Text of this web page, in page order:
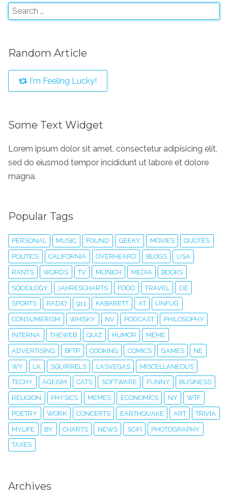
Random Article
I'm Feeling Lucky!
Some Text Widget
Lorem ipsum dolor sit amet, consectetur adipisicing elit,
sed do eiusmod tempor incididunt ut labore et dolore
magna.
Popular Tags
PERSONAL MUSIC FOUND GEEKY MOVIES QUOTES
POLITICS CALIFORNIA OVERHEARD BLOGS USA
RANTS WORDS TV MUNICH MEDIA BOOKS
SOCIOLOGY JAHRESCHARTS FOOD TRAVEL DE
SPORTS RADIO 911 KABARETT AT UNFUG
CONSUMERISM WHISKY NV PODCAST PHILOSOPHY
INTERNA THEWEB QUIZ HUMOR MEME
ADVERTISING BFTP COOKING COMICS GAMES NE
WY LA SQUIRRELS LASVEGAS MISCELLANEOUS
TECHY AGEISM CATS SOFTWARE FUNNY BUSINESS
RELIGION PHYSICS MEMES ECONOMICS NY WTF
POETRY WORK CONCERTS EARTHQUAKE ART TRIVIA
MYLIFE BY CHARTS NEWS SCIFI PHOTOGRAPHY
TAXES
Archives